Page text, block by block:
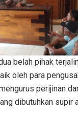
belah pihak
oleh para
perijinan
dibutuhkan supir